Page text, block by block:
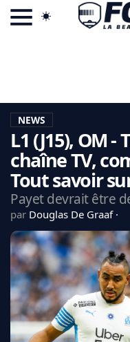
LA CHARTE
VIE PRIVÉE
CGU
CONTACTEZ-NOUS
MERCATO
CDM 2026
EDF
PSG
LIGUE 1
REAL MADRID
FC BARCELONE
NEWS
L1 (J15), OM -
chaîne TV,
Tout savoir
Payet devrait être
par Douglas De Graaf